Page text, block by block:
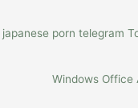
japanese porn telegram
Windows